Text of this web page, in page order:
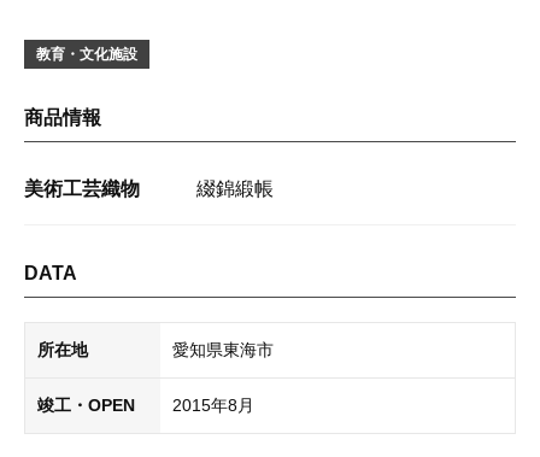
教育・文化施設
商品情報
美術工芸織物 綴錦緞帳
DATA
所在地 愛知県東海市
竣工・OPEN 2015年8月